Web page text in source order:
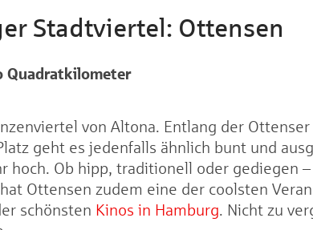
Stadtviertel: Ottensen
Quadratkilometer
von Altona. Entlang der
geht es jedenfalls ähnlich bunt und
hoch. Ob hipp, traditionell oder gediegen
Ottensen zudem eine der coolsten
schönsten Kinos in Hamburg. Nicht zu